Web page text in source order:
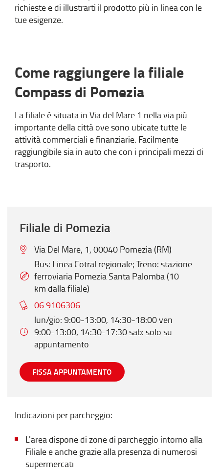
richieste e di illustrarti il prodotto più in linea con le
tue esigenze.
Come raggiungere la filiale
Compass di Pomezia
La filiale è situata in Via del Mare 1 nella via più
importante della città ove sono ubicate tutte le
attività commerciali e finanziarie. Facilmente
raggiungibile sia in auto che con i principali mezzi di
trasporto.
Filiale di Pomezia
Via Del Mare, 1, 00040 Pomezia (RM)
Bus: Linea Cotral regionale; Treno: stazione
ferroviaria Pomezia Santa Palomba (10
km dalla filiale)
06 9106306
lun/gio: 9:00-13:00, 14:30-18:00 ven
9:00-13:00, 14:30-17:30 sab: solo su
appuntamento
FISSA APPUNTAMENTO
Indicazioni per parcheggio:
L'area dispone di zone di parcheggio intorno alla
Filiale e anche grazie alla presenza di numerosi
supermercati